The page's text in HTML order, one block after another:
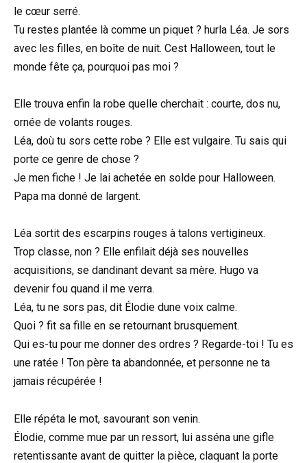
le cœur serré.
Tu restes plantée là comme un piquet ? hurla Léa. Je sors
avec les filles, en boîte de nuit. Cest Halloween, tout le
monde fête ça, pourquoi pas moi ?
Elle trouva enfin la robe quelle cherchait : courte, dos nu,
ornée de volants rouges.
Léa, doù tu sors cette robe ? Elle est vulgaire. Tu sais qui
porte ce genre de chose ?
Je men fiche ! Je lai achetée en solde pour Halloween.
Papa ma donné de largent.
Léa sortit des escarpins rouges à talons vertigineux.
Trop classe, non ? Elle enfilait déjà ses nouvelles
acquisitions, se dandinant devant sa mère. Hugo va
devenir fou quand il me verra.
Léa, tu ne sors pas, dit Élodie dune voix calme.
Quoi ? fit sa fille en se retournant brusquement.
Qui es-tu pour me donner des ordres ? Regarde-toi ! Tu es
une ratée ! Ton père ta abandonnée, et personne ne ta
jamais récupérée !
Elle répéta le mot, savourant son venin.
Élodie, comme mue par un ressort, lui asséna une gifle
retentissante avant de quitter la pièce, claquant la porte